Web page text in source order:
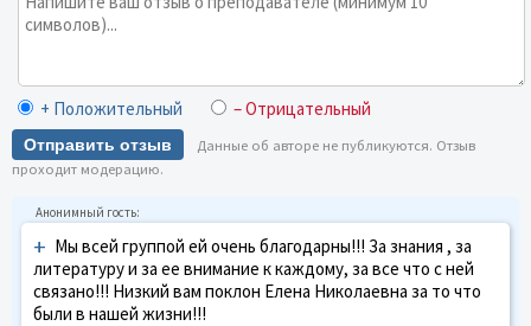
+ Положительный – Отрицательный
Отправить отзыв
Данные об авторе не публикуются. Отзыв
проходит модерацию.
+ Мы всей группой ей очень благодарны!!! За знания , за
литературу и за ее внимание к каждому, за все что с ней
связано!!! Низкий вам поклон Елена Николаевна за то что
были в нашей жизни!!!